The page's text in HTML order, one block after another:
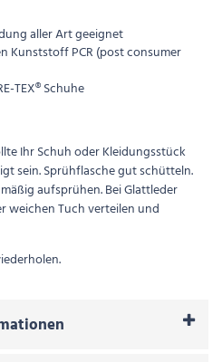
aller Art geeignet
Kunststoff PCR (post consumer
TEX® Schuhe
Ihr Schuh oder Kleidungsstück
sein. Sprühflasche gut schütteln.
aufsprühen. Bei Glattleder
weichen Tuch verteilen und